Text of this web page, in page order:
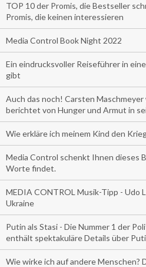
TOP 10 der Promis, die Bestseller
Promis, die keinen interessieren
Media Control Book Night 2022
Ein eindrucksvoller Reiseführer in
gibt
Auch das noch! Carsten
berichtet von Hunger und Armut in
Wie erkläre ich meinem Kind den
Media Control schenkt Ihnen dieses
Worte findet.
MEDIA CONTROL Musik-Tipp - Udo
Ukraine
Putin als Stasi - Die Nummer 1 der
enthält spektakuläre Details über
Wie wirke ich auf andere Menschen?